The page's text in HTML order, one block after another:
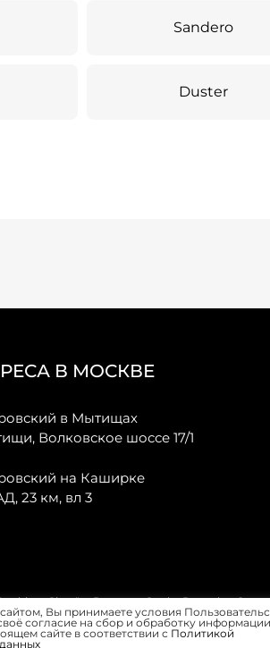
Sandero
Duster
В МОСКВЕ
в Мытищах
Волковское шоссе 17/1
на Каширке
23 км, вл 3
Citroёn, Peugeot, Opel и Renault в
Вы принимаете условия
согласие на сбор и обработку
сайте в соответствии с Политикой